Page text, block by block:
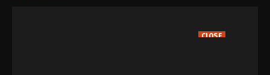
CLOSE